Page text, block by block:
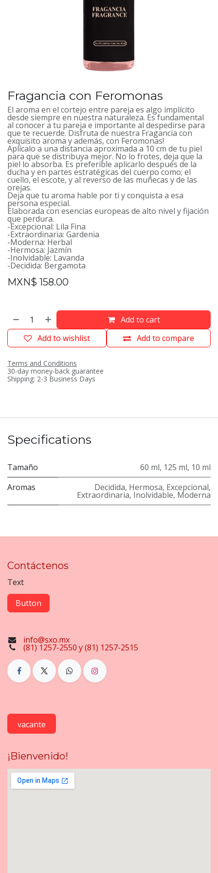
Fragancia con Feromonas
El aroma en el cortejo entre pareja es algo implícito
desde siempre en nuestra naturaleza. Es fundamental
al conocer a tu pareja e importante al despedirse para
que te recuerde. Disfruta de nuestra Fragancia con
exquisito aroma y además, con Feromonas!
Aplícalo a una distancia aproximada a 10 cm de tu piel
para que se distribuya mejor. No lo frotes, deja que la
piel lo absorba. Es preferible aplicarlo después de la
ducha y en partes estratégicas del cuerpo como; el
cuello, el escote, y al reverso de las muñecas y de las
orejas.
Deja que tu aroma hable por ti y conquista a esa
persona especial.
Elaborada con esencias europeas de alto nivel y fijación
que perdura.
-Excepcional: Lila Fina
-Extraordinaria: Gardenia
-Moderna: Herbal
-Hermosa: Jazmín
-Inolvidable: Lavanda
-Decidida: Bergamota
MXN$ 158.00
Add to cart
Add to compare
Add to wishlist
Terms and Conditions
30-day money-back guarantee
Shipping: 2-3 Business Days
Specifications
Tamaño 60 ml, 125 ml, 10 ml
Aromas
Decidida, Hermosa, Excepcional,
Extraordinaria, Inolvidable, Moderna
Contáctenos
Text
Button
info@sxo.mx
(81) 1257-2550 y (81) 1257-2515
vacante
¡Bienvenido!